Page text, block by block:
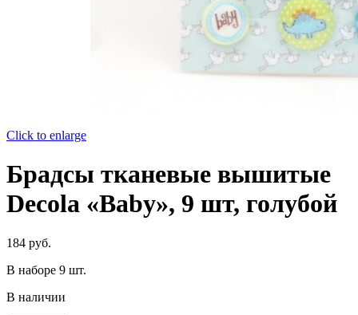
Click to enlarge
Брадсы тканевые вышитые
Decola «Baby», 9 шт, голубой
184 руб.
В наборе 9 шт.
В наличии